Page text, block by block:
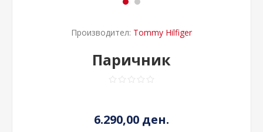
Производител: Tommy Hilfiger
Паричник
6.290,00 ден.